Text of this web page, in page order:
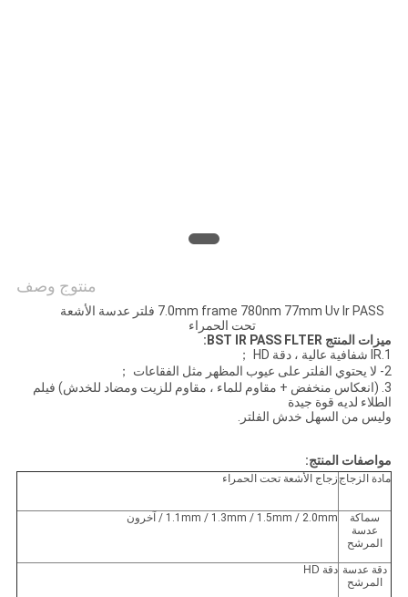
منتوج وصف
7.0mm frame 780nm 77mm Uv Ir PASS فلتر عدسة الأشعة
تحت الحمراء
ميزات المنتج BST IR PASS FLTER:
1.IR شفافية عالية ، دقة HD ；
2- لا يحتوي الفلتر على عيوب المظهر مثل الفقاعات ；
3. (انعكاس منخفض + مقاوم للماء ، مقاوم للزيت ومضاد للخدش) فيلم
الطلاء لديه قوة جيدة
وليس من السهل خدش الفلتر.
مواصفات المنتج:
مادة الزجاج زجاج الأشعة تحت الحمراء
سماكة
عدسة
المرشح
1.1mm / 1.3mm / 1.5mm / 2.0mm / آخرون
دقة عدسة
المرشح
دقة HD